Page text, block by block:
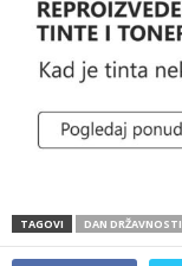
TAGOVI DAN DRŽAVNOSTI